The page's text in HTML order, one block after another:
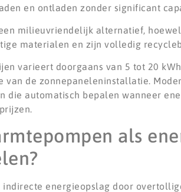
en ontladen zonder significant
milieuvriendelijk alternatief,
materialen en zijn volledig
varieert doorgaans van 5 tot 20
van de zonnepaneleninstallatie.
die automatisch bepalen wanneer
als
energieopslag door